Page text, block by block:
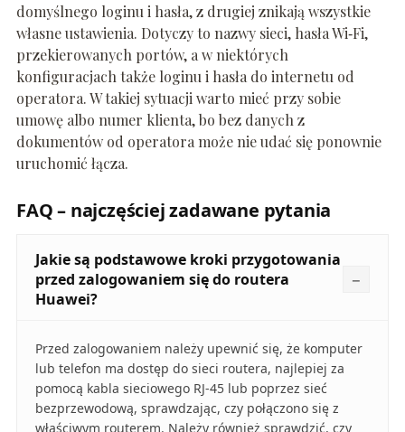
domyślnego loginu i hasła, z drugiej znikają wszystkie
własne ustawienia. Dotyczy to nazwy sieci, hasła Wi‑Fi,
przekierowanych portów, a w niektórych
konfiguracjach także loginu i hasła do internetu od
operatora. W takiej sytuacji warto mieć przy sobie
umowę albo numer klienta, bo bez danych z
dokumentów od operatora może nie udać się ponownie
uruchomić łącza.
FAQ – najczęściej zadawane pytania
Jakie są podstawowe kroki przygotowania
przed zalogowaniem się do routera
Huawei?
Przed zalogowaniem należy upewnić się, że komputer
lub telefon ma dostęp do sieci routera, najlepiej za
pomocą kabla sieciowego RJ-45 lub poprzez sieć
bezprzewodową, sprawdzając, czy połączono się z
właściwym routerem. Należy również sprawdzić, czy